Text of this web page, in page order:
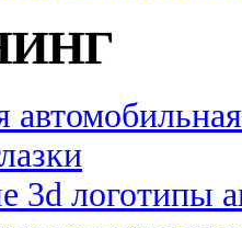
3d логотипы